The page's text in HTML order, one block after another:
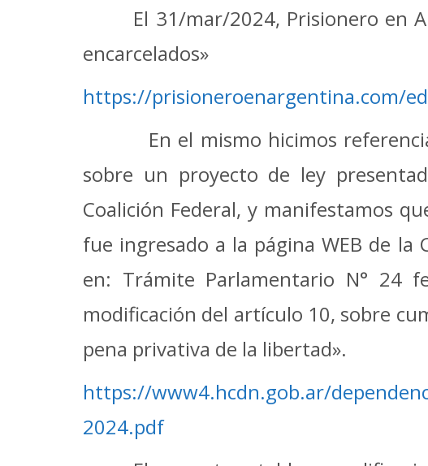
El 31/mar/2024, Prisionero en
encarcelados»
https://prisioneroenargentina.com/
En el mismo hicimos
sobre un proyecto de ley
Coalición Federal, y manifestamos
fue ingresado a la página WEB de la
en: Trámite Parlamentario N° 24
modificación del artículo 10, sobre
pena privativa de la libertad».
https://www4.hcdn.gob.ar/
2024.pdf